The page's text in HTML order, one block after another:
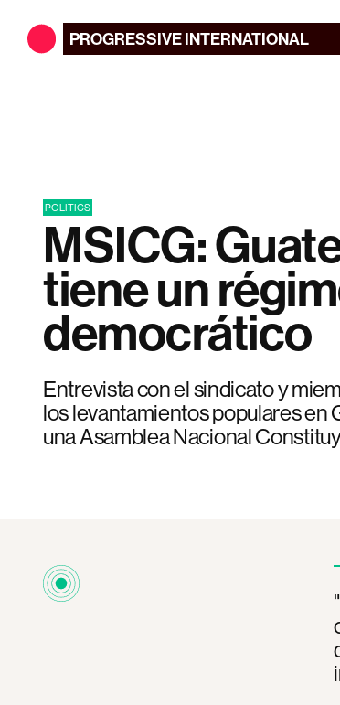
PROGRESSIVEINTERNATIONAL
POLITICS
MSICG:
tiene un
democrático
Entrevista con el sindicato y
los levantamientos populares en
una Asamblea Nacional